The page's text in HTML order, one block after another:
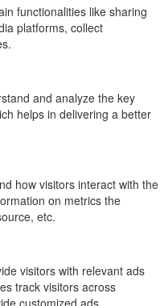
functionalities like sharing
platforms, collect
and analyze the key
helps in delivering a better
how visitors interact with the
on metrics the
etc.
visitors with relevant ads
track visitors across
customized ads.